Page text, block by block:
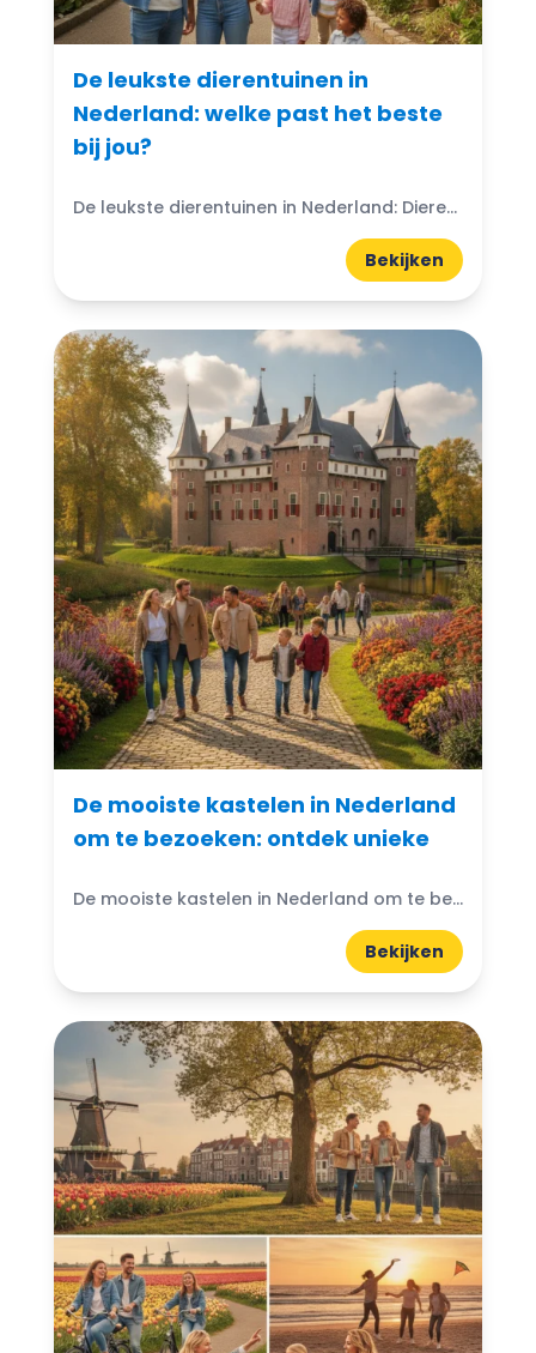
De leukste dierentuinen in
Nederland: welke past het beste
bij jou?
De leukste dierentuinen in Nederland: Dierentuinen in Nederland zijn echte trekpleisters voor jong en oud. Ze bieden niet alleen de kans om exotische dieren van dichtbij te zien, maar ook...
Bekijken
De mooiste kastelen in Nederland
om te bezoeken: ontdek unieke
De mooiste kastelen in Nederland om te bezoeken: Denk je ooit aan de magische wereld van kastelen? Nederland heeft prachtige kastelen die wachten om ontdekt te worden. Van imposante torens...
Bekijken